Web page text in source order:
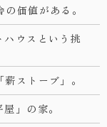
価値がある。
ウスという挑
ストーブ」。
」の家。